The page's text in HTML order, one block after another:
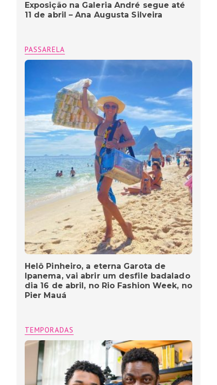
Exposição na Galeria André segue até
11 de abril – Ana Augusta Silveira
PASSARELA
Helô Pinheiro, a eterna Garota de
Ipanema, vai abrir um desfile badalado
dia 16 de abril, no Rio Fashion Week, no
Pier Mauá
TEMPORADAS